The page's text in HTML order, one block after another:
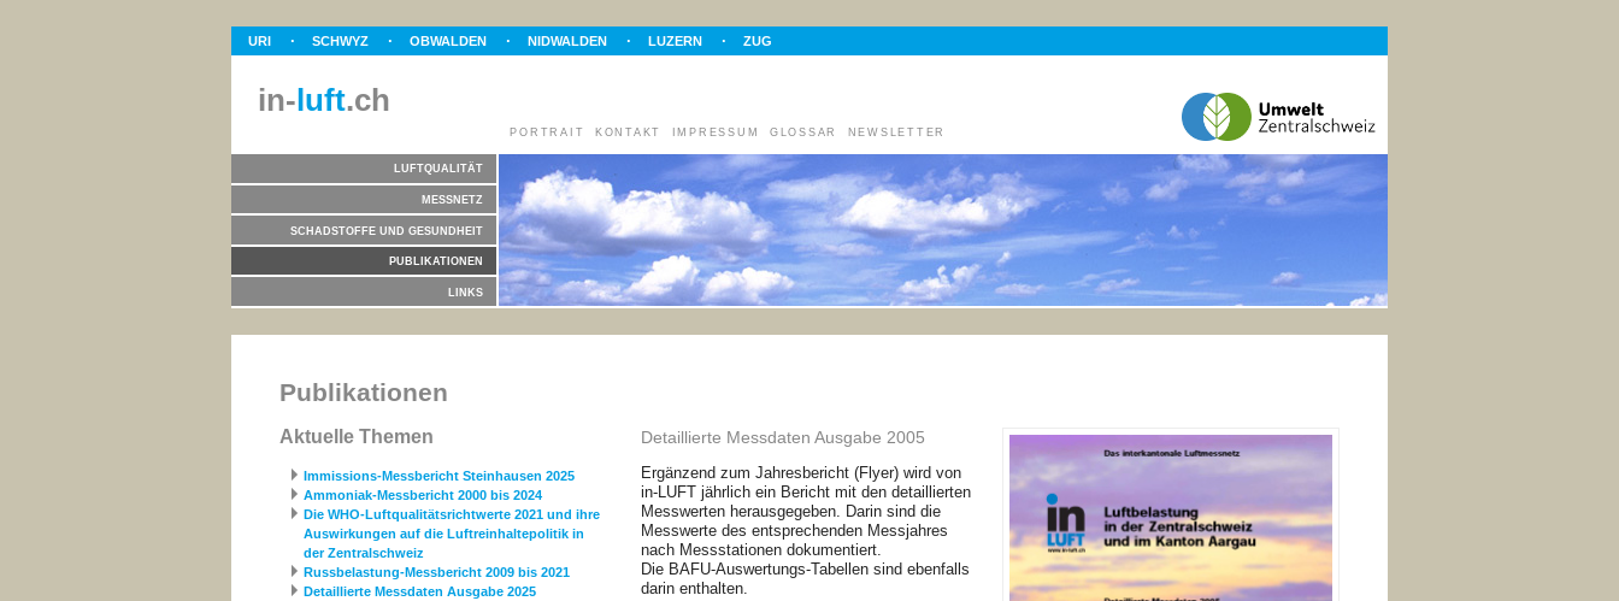
URI SCHWYZ OBWALDEN NIDWALDEN LUZERN ZUG
in-luft.ch
PORTRAIT KONTAKT IMPRESSUM GLOSSAR NEWSLETTER
LUFTQUALITÄT
MESSNETZ
SCHADSTOFFE UND GESUNDHEIT
PUBLIKATIONEN
LINKS
Publikationen
Aktuelle Themen
Immissions-Messbericht Steinhausen 2025
Ammoniak-Messbericht 2000 bis 2024
Die WHO-Luftqualitätsrichtwerte 2021 und ihre
Auswirkungen auf die Luftreinhaltepolitik in
der Zentralschweiz
Russbelastung-Messbericht 2009 bis 2021
Detaillierte Messdaten Ausgabe 2025
Detaillierte Messdaten Ausgabe 2005
Ergänzend zum Jahresbericht (Flyer) wird von
in-LUFT jährlich ein Bericht mit den detaillierten
Messwerten herausgegeben. Darin sind die
Messwerte des entsprechenden Messjahres
nach Messstationen dokumentiert.
Die BAFU-Auswertungs-Tabellen sind ebenfalls
darin enthalten.